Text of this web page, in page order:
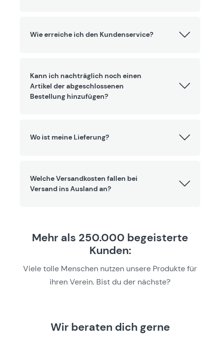
Wie erreiche ich den Kundenservice?
Kann ich nachträglich noch einen
Artikel der abgeschlossenen
Bestellung hinzufügen?
Wo ist meine Lieferung?
Welche Versandkosten fallen bei
Versand ins Ausland an?
Mehr als 250.000 begeisterte
Kunden:
Viele tolle Menschen nutzen unsere Produkte für
ihren Verein. Bist du der nächste?
Wir beraten dich gerne